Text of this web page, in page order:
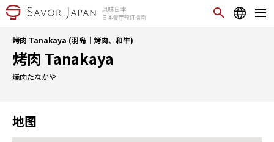
烤肉 Tanakaya (羽岛｜烤肉、和牛)
烤肉 Tanakaya
焼肉たなかや
地图